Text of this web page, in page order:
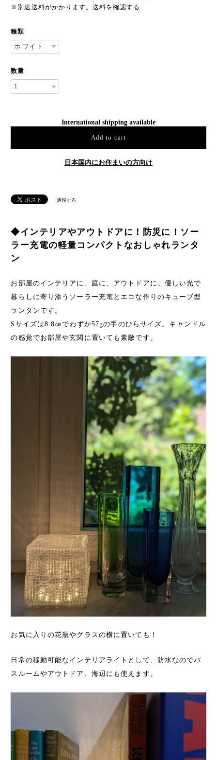
※別途送料がかかります。送料を確認する
種類
数量
International shipping available
Add to cart
日本国内にお住まいの方向け
通報する
◆インテリアやアウトドアに！防災に！ソー
ラー充電の軽量コンパクトなおしゃれランタ
ン
お部屋のインテリアに、庭に、アウトドアに。優しい光で
暮らしに寄り添うソーラー充電とエコな作りのキューブ型
ランタンです。
Sサイズは8.8㎝でわずか57gの手のひらサイズ。キャンドル
の感覚でお部屋や玄関に置いても素敵です。
お気に入りの花瓶やグラスの横に置いても！
日常の移動可能なインテリアライトとして、防水なのでバ
スルームやアウトドア、海辺にも使えます。